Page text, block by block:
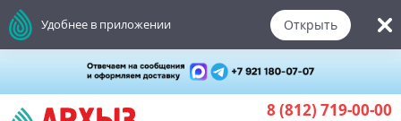
8 (812) 719-00-00
Удобнее в приложении Открыть